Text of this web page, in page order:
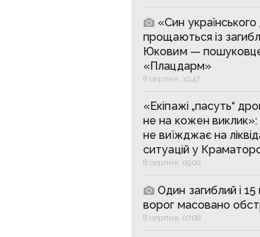
«Син
прощаються із
Юковим —
«Плацдарм»
8 серпня, 10:47
«Екіпажі „пасуть“
не на кожен
не виїжджає на
ситуацій у
8 серпня, 09:00
Один загиблий і
ворог масовано
8 серпня, 07:08